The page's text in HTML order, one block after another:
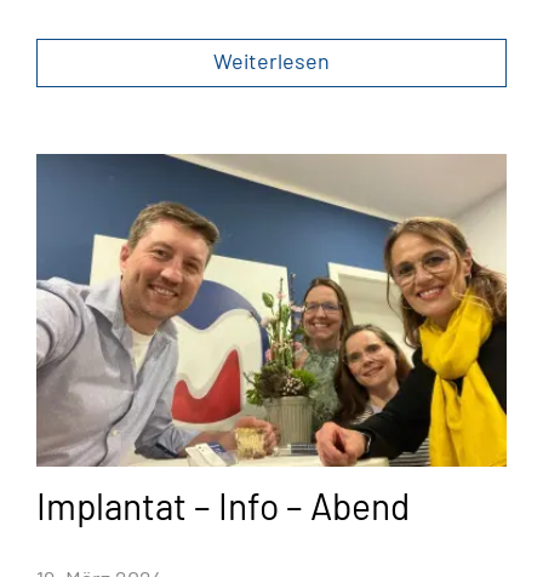
Weiterlesen
Implantat – Info – Abend